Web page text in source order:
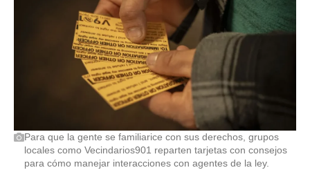
Para que la gente se familiarice con sus derechos, grupos
locales como Vecindarios901 reparten tarjetas con consejos
para cómo manejar interacciones con agentes de la ley.